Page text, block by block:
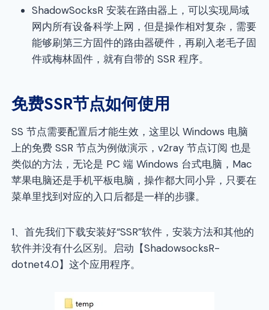
ShadowSocksR 安装在路由器上，可以实现局域
网内所有设备科学上网，但是操作相对复杂，需要
能够刷第三方固件的路由器硬件，再刷入老毛子固
件或梅林固件，就有自带的 SSR 程序。
免费SSR节点如何使用
SS 节点需要配置后才能生效，这里以 Windows 电脑
上的免费 SSR 节点为例做演示，v2ray 节点订阅 也是
类似的方法，无论是 PC 端 Windows 台式电脑，Mac
苹果电脑还是手机平板电脑，操作都大同小异，只要在
菜单里找到对应的入口后都是一样的步骤。
1、首先我们下载安装好“SSR”软件，安装方法和其他的
软件并没有什么区别。启动【ShadowsocksR-
dotnet4.0】这个应用程序。